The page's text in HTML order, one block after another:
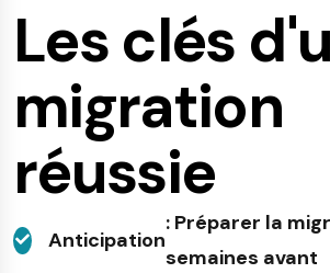
Les clés
migration
réussie
Anticipation
: Préparer la
semaines avant